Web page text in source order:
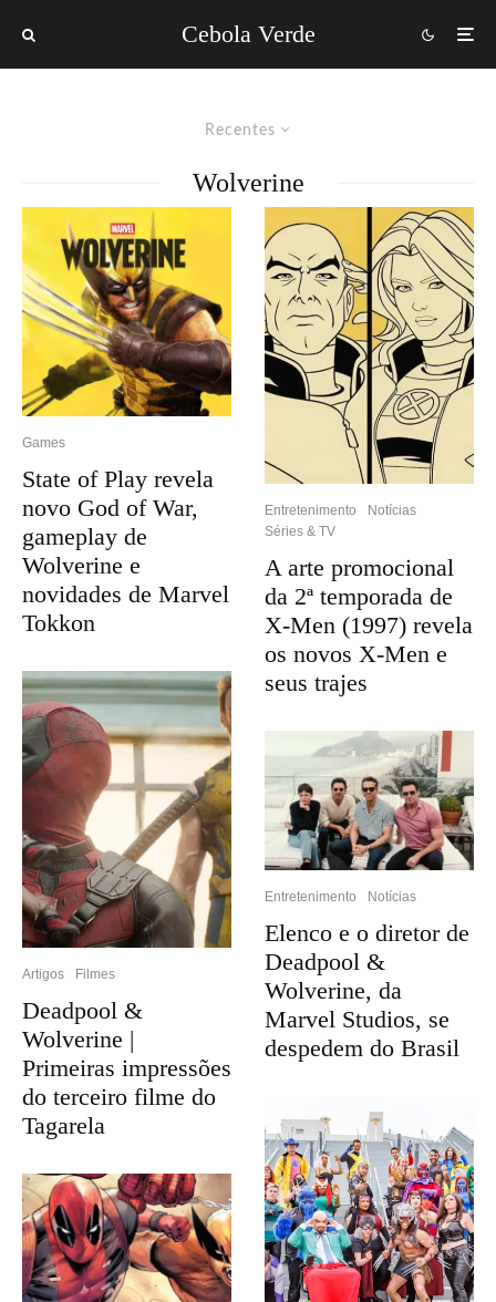
Cebola Verde
Recentes
Wolverine
Games
State of Play revela
novo God of War,
gameplay de
Wolverine e
novidades de Marvel
Tokkon
Artigos Filmes
Deadpool &
Wolverine |
Primeiras impressões
do terceiro filme do
Tagarela
Entretenimento
Notícias
Séries & TV
A arte promocional
da 2ª temporada de
X-Men (1997) revela
os novos X-Men e
seus trajes
Entretenimento Notícias
Elenco e o diretor de
Deadpool &
Wolverine, da
Marvel Studios, se
despedem do Brasil